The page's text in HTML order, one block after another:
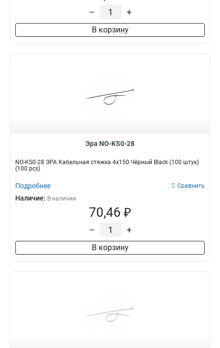
– +
В корзину
Эра NO-KS0-28
NO-KS0-28 ЭРА Кабельная стяжка 4х150 Чёрный Black (100 штук)
(100 pcs)
Подробнее Сравнить
Наличие: В наличии
70,46 ₽
– +
В корзину